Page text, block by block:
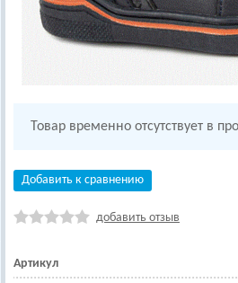
Товар временно отсутствует в
Добавить к сравнению
добавить отзыв
Артикул